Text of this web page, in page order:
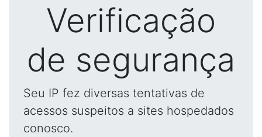
Verificação
de segurança
Seu IP fez diversas tentativas de
acessos suspeitos a sites hospedados
conosco.